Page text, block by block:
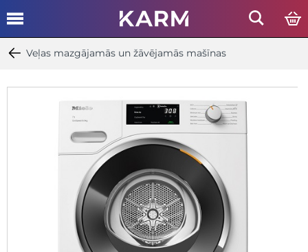
Veļas mazgājamās un žāvējamās mašīnas